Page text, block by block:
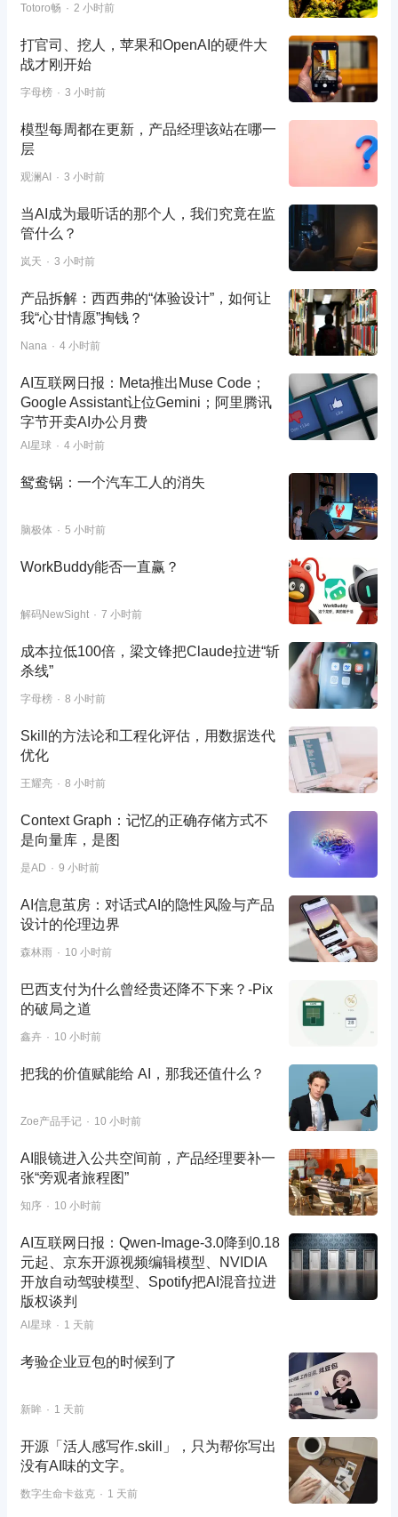
Totoro畅 2 小时前
打官司、挖人，苹果和OpenAI的硬件大
战才刚开始
字母榜 3 小时前
模型每周都在更新，产品经理该站在哪一
层
观澜AI 3 小时前
当AI成为最听话的那个人，我们究竟在监
管什么？
岚天 3 小时前
产品拆解：西西弗的“体验设计”，如何让
我“心甘情愿”掏钱？
Nana 4 小时前
AI互联网日报：Meta推出Muse Code；
Google Assistant让位Gemini；阿里腾讯
字节开卖AI办公月费
AI星球 4 小时前
鸳鸯锅：一个汽车工人的消失
脑极体 5 小时前
WorkBuddy能否一直赢？
解码NewSight 7 小时前
成本拉低100倍，梁文锋把Claude拉进“斩
杀线”
字母榜 8 小时前
Skill的方法论和工程化评估，用数据迭代
优化
王耀亮 8 小时前
Context Graph：记忆的正确存储方式不
是向量库，是图
是AD 9 小时前
AI信息茧房：对话式AI的隐性风险与产品
设计的伦理边界
森林雨 10 小时前
巴西支付为什么曾经贵还降不下来？-Pix
的破局之道
鑫卉 10 小时前
把我的价值赋能给 AI，那我还值什么？
Zoe产品手记 10 小时前
AI眼镜进入公共空间前，产品经理要补一
张“旁观者旅程图”
知序 10 小时前
AI互联网日报：Qwen-Image-3.0降到0.18
元起、京东开源视频编辑模型、NVIDIA
开放自动驾驶模型、Spotify把AI混音拉进
版权谈判
AI星球 1 天前
考验企业豆包的时候到了
新眸 1 天前
开源「活人感写作.skill」，只为帮你写出
没有AI味的文字。
数字生命卡兹克 1 天前